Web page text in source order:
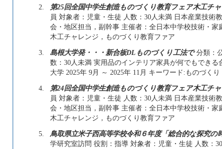
2.
第25回全国中学生創造ものづくり教育フェア木工チ
員 対象者：児童・生徒 人数：30人未満 日本産業技術
会・地区担当，副幹事 主催者：全日本中学校技術・家
木工チャレンジ，ものづくり教育ファア
3.
島根大学発・・・新合板DLものづくり工法で分類：
数：30人未満 実用品のインテリア家具が何でもでき
大学 2025年 9月 ～ 2025年 11月 キーワード:ものづく
4.
第24回全国中学生創造ものづくり教育フェア木工チ
員 対象者：児童・生徒 人数：30人未満 日本産業技術
会・地区担当，副幹事 主催者：全日本中学校技術・家
木工チャレンジ，ものづくり教育ファア
5.
鳥取県立米子西高等学校令和６年度「総合的な探究の
学研究室訪問 役割：指導 対象者：児童・生徒 人数：